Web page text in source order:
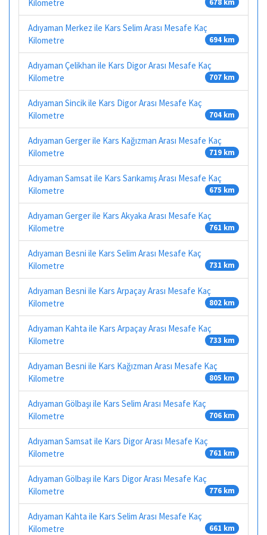
Kilometre
Adıyaman Merkez ile Kars Selim Arası Mesafe Kaç
Kilometre
694 km
Adıyaman Çelikhan ile Kars Digor Arası Mesafe Kaç
Kilometre
707 km
Adıyaman Sincik ile Kars Digor Arası Mesafe Kaç
Kilometre
704 km
Adıyaman Gerger ile Kars Kağızman Arası Mesafe Kaç
Kilometre
719 km
Adıyaman Samsat ile Kars Sarıkamış Arası Mesafe Kaç
Kilometre
675 km
Adıyaman Gerger ile Kars Akyaka Arası Mesafe Kaç
Kilometre
761 km
Adıyaman Besni ile Kars Selim Arası Mesafe Kaç
Kilometre
731 km
Adıyaman Besni ile Kars Arpaçay Arası Mesafe Kaç
Kilometre
802 km
Adıyaman Kahta ile Kars Arpaçay Arası Mesafe Kaç
Kilometre
733 km
Adıyaman Besni ile Kars Kağızman Arası Mesafe Kaç
Kilometre
805 km
Adıyaman Gölbaşı ile Kars Selim Arası Mesafe Kaç
Kilometre
706 km
Adıyaman Samsat ile Kars Digor Arası Mesafe Kaç
Kilometre
761 km
Adıyaman Gölbaşı ile Kars Digor Arası Mesafe Kaç
Kilometre
776 km
Adıyaman Kahta ile Kars Selim Arası Mesafe Kaç
Kilometre
661 km